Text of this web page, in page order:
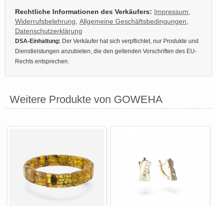
Rechtliche Informationen des Verkäufers: Impressum
Widerrufsbelehrung Allgemeine Geschäftsbedingungen
Datenschutzerklärung
DSA-Einhaltung: Der Verkäufer hat sich verpflichtet, nur Produkte und
Dienstleistungen anzubieten, die den geltenden Vorschriften des EU-
Rechts entsprechen.
Weitere Produkte von GOWEHA